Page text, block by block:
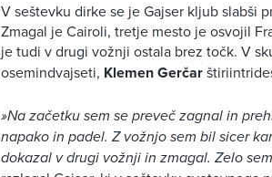
V seštevku dirke se je Gajser kljub slabši
Zmagal je Cairoli, tretje mesto je osvojil
je tudi v drugi vožnji ostala brez točk. V
osemindvajseti, Klemen Gerčar
»Na začetku sem se preveč zagnal in
napako in padel. Z vožnjo sem bil sicer
dokazal v drugi vožnji in zmagal. Zelo